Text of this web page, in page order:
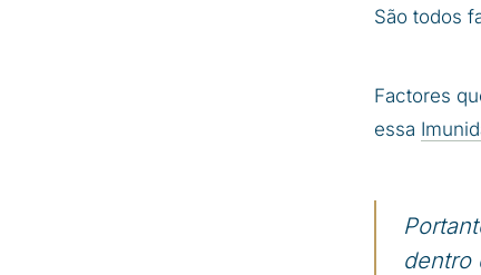
São todos
Factores
essa
dentro